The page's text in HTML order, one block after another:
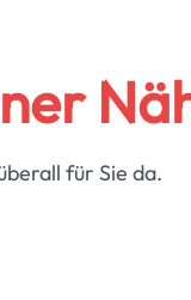
für Sie da.